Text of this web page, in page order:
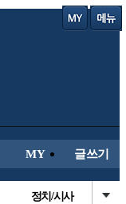
MY 글쓰기
정치/시사